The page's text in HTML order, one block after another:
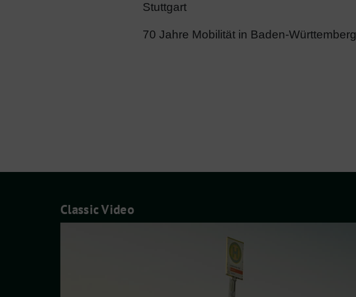
Stuttgart
70 Jahre Mobilität in Baden-Württemberg
Classic Video